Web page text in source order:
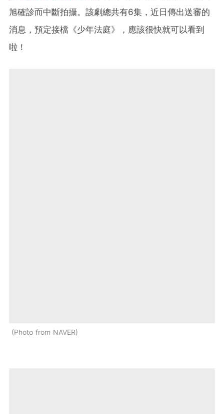
旭確診而中斷拍攝。該劇總共有6集，近日傳出送審的
消息，預定接檔《少年法庭》，應該很快就可以看到
啦！
Photo from NAVER